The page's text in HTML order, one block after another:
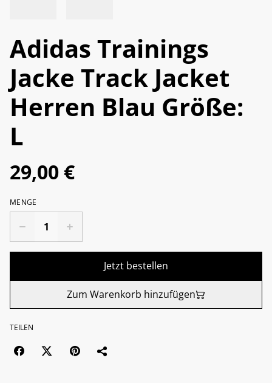
Adidas Trainings
Jacke Track Jacket
Herren Blau Größe:
L
29,00 €
MENGE
Jetzt bestellen
Zum Warenkorb hinzufügen
TEILEN